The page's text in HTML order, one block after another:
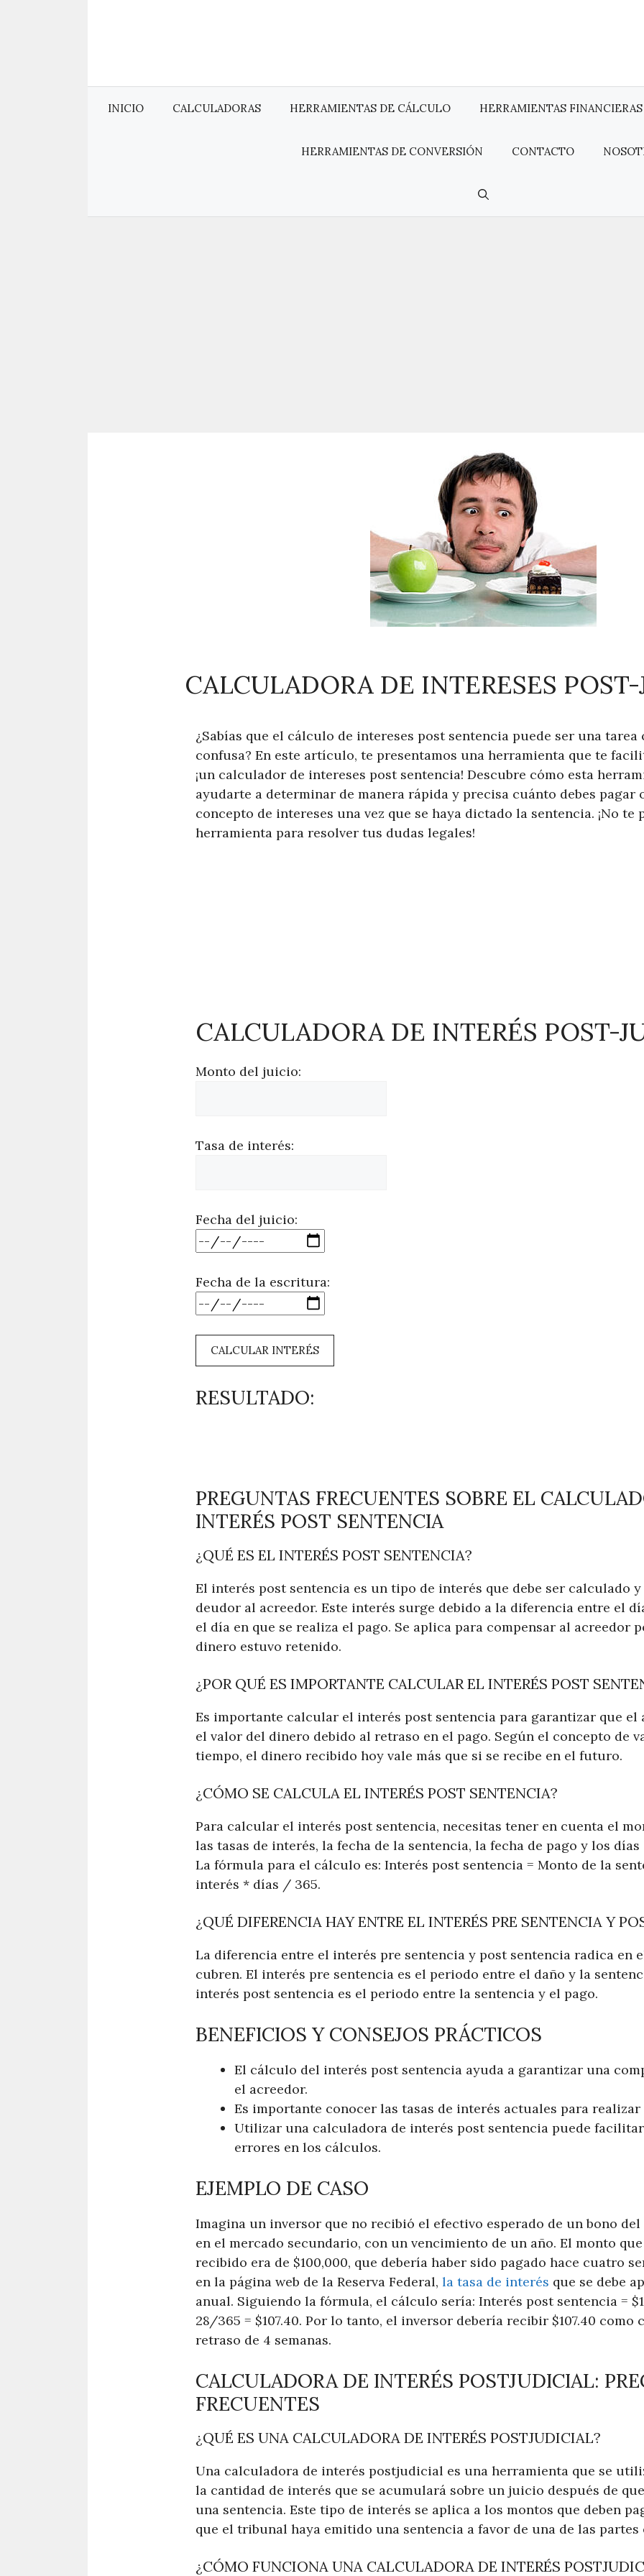
INICIO CALCULADORAS HERRAMIENTAS DE CÁLCULO HERRAMIENTAS FINANCIERAS
HERRAMIENTAS DE CONVERSIÓN CONTACTO
CALCULADORA DE INTERESES
¿Sabías que el cálculo de intereses post sentencia puede ser una tarea
confusa? En este artículo, te presentamos una herramienta que te
¡un calculador de intereses post sentencia! Descubre cómo esta
ayudarte a determinar de manera rápida y precisa cuánto debes pagar
concepto de intereses una vez que se haya dictado la sentencia. ¡No
herramienta para resolver tus dudas legales!
CALCULADORA DE INTERÉS POST-
Monto del juicio:
Tasa de interés:
Fecha del juicio:
Fecha de la escritura:
CALCULAR INTERÉS
RESULTADO:
PREGUNTAS FRECUENTES SOBRE EL
INTERÉS POST SENTENCIA
¿QUÉ ES EL INTERÉS POST SENTENCIA?
El interés post sentencia es un tipo de interés que debe ser calculado
deudor al acreedor. Este interés surge debido a la diferencia entre el
el día en que se realiza el pago. Se aplica para compensar al acreedor
dinero estuvo retenido.
¿POR QUÉ ES IMPORTANTE CALCULAR EL INTERÉS POST
Es importante calcular el interés post sentencia para garantizar que el
el valor del dinero debido al retraso en el pago. Según el concepto de
tiempo, el dinero recibido hoy vale más que si se recibe en el futuro.
¿CÓMO SE CALCULA EL INTERÉS POST SENTENCIA?
Para calcular el interés post sentencia, necesitas tener en cuenta el
las tasas de interés, la fecha de la sentencia, la fecha de pago y los
La fórmula para el cálculo es: Interés post sentencia = Monto de la
interés * días / 365.
¿QUÉ DIFERENCIA HAY ENTRE EL INTERÉS PRE SENTENCIA Y
La diferencia entre el interés pre sentencia y post sentencia radica en
cubren. El interés pre sentencia es el periodo entre el daño y la
interés post sentencia es el periodo entre la sentencia y el pago.
BENEFICIOS Y CONSEJOS PRÁCTICOS
El cálculo del interés post sentencia ayuda a garantizar una
el acreedor.
Es importante conocer las tasas de interés actuales para
Utilizar una calculadora de interés post sentencia puede
errores en los cálculos.
EJEMPLO DE CASO
Imagina un inversor que no recibió el efectivo esperado de un bono
en el mercado secundario, con un vencimiento de un año. El monto
recibido era de $100,000, que debería haber sido pagado hace cuatro
en la página web de la Reserva Federal, la tasa de interés que se debe
anual. Siguiendo la fórmula, el cálculo sería: Interés post sentencia =
28/365 = $107.40. Por lo tanto, el inversor debería recibir $107.40 como
retraso de 4 semanas.
CALCULADORA DE INTERÉS POSTJUDICIAL:
FRECUENTES
¿QUÉ ES UNA CALCULADORA DE INTERÉS POSTJUDICIAL?
Una calculadora de interés postjudicial es una herramienta que se
la cantidad de interés que se acumulará sobre un juicio después de
una sentencia. Este tipo de interés se aplica a los montos que deben
que el tribunal haya emitido una sentencia a favor de una de las partes
¿CÓMO FUNCIONA UNA CALCULADORA DE INTERÉS